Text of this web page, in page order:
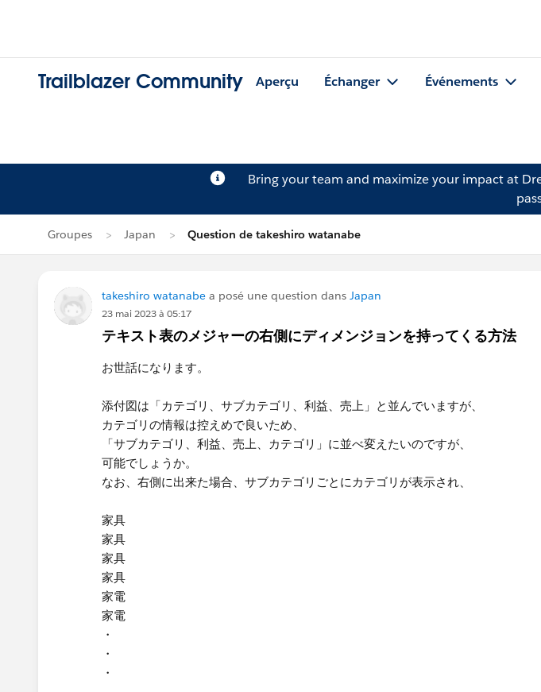
Trailblazer Community Aperçu Échanger Événements
Bring your team and maximize your impact at
Groupes Japan Question de takeshiro watanabe
takeshiro watanabe a posé une question dans Japan
23 mai 2023 à 05:17
テキスト表のメジャーの右側にディメンジョンを持ってくる方法
お世話になります。
添付図は「カテゴリ、サブカテゴリ、利益、売上」と並んでいますが、
カテゴリの情報は控えめで良いため、
「サブカテゴリ、利益、売上、カテゴリ」に並べ変えたいのですが、
可能でしょうか。
なお、右側に出来た場合、サブカテゴリごとにカテゴリが表示され、
家具
家具
家具
家具
家電
家電​
・
・
・